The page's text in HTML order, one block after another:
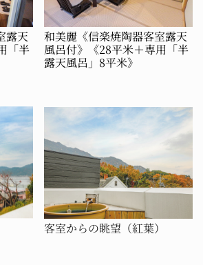
露天
「半
和美麗《信楽焼陶器客室露天
風呂付》《28平米＋専用「半
露天風呂」8平米》
客室からの眺望（紅葉）